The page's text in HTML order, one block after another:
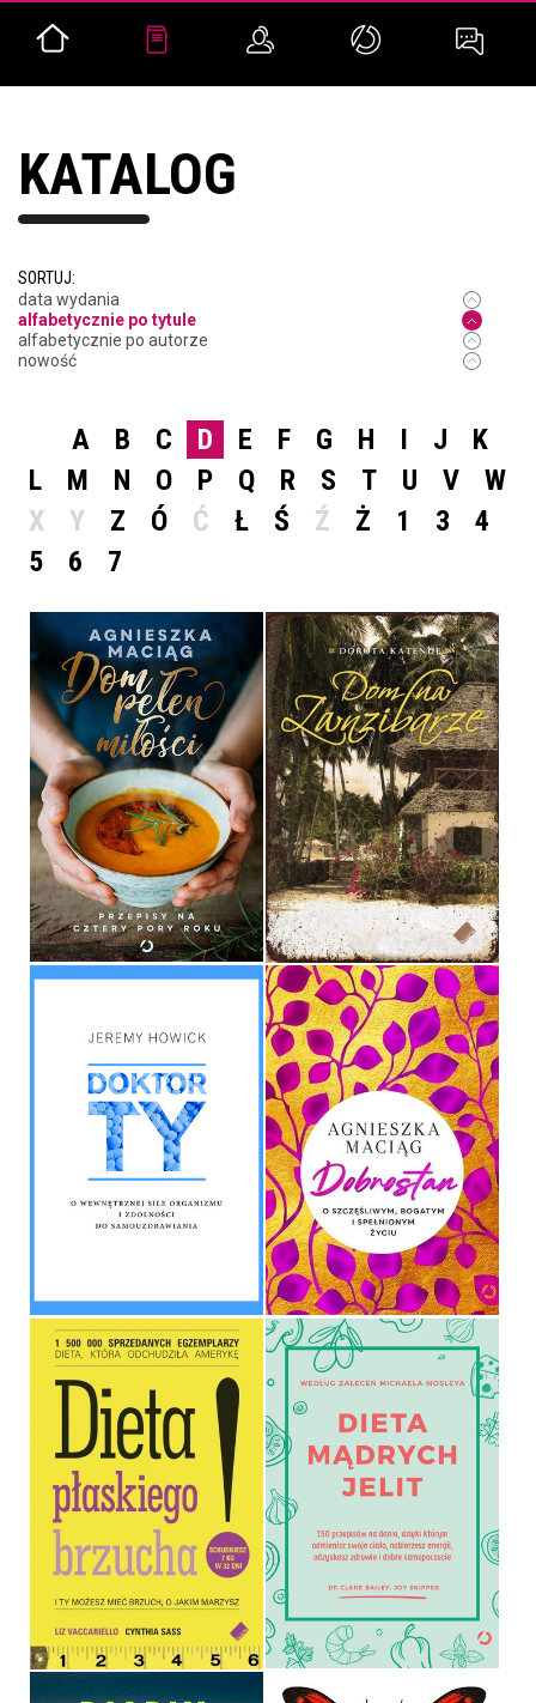
KATALOG
SORTUJ:
data wydania
alfabetycznie po tytule
alfabetycznie po autorze
nowość
A B C D E F G H I J
K
L
M N O P Q R S T U V
W
X
Y Z Ó Ć Ł Ś Ź Ż 1 3
4
5
6 7
DOM PEŁEN MIŁOŚCI
AGNIESZKA MACIĄG
OPRAWA TWARDA
59,99 ZŁ
DOM NA ZANZIBARZE
DOROTA KATENDE
OPRAWA MIĘKKA
34,90 ZŁ
DOKTOR TY
JEREMY HOWICK
DOBROSTAN
AGNIESZKA MACIĄG
OPRAWA TWARDA
59,99 ZŁ
DIETA PŁASKIEGO
BRZUCHA!
LIZ VACCARIELLO, CYNTHIA
SASS
OPRAWA MIĘKKA
29,90 ZŁ
DIETA MĄDRYCH JELIT
DR CLARE BAILEY, JOY
OPRAWA MIĘKKA ZE SKRZYDEŁKAMI
39,90 ZŁ